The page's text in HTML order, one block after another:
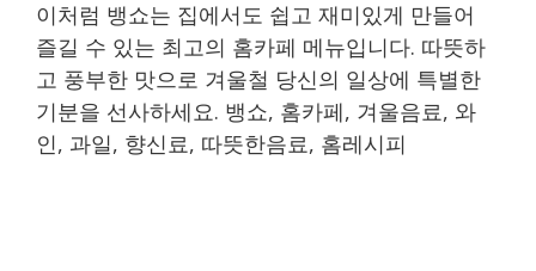
이처럼 뱅쇼는 집에서도 쉽고 재미있게 만들어
즐길 수 있는 최고의 홈카페 메뉴입니다. 따뜻하
고 풍부한 맛으로 겨울철 당신의 일상에 특별한
기분을 선사하세요. 뱅쇼, 홈카페, 겨울음료, 와
인, 과일, 향신료, 따뜻한음료, 홈레시피